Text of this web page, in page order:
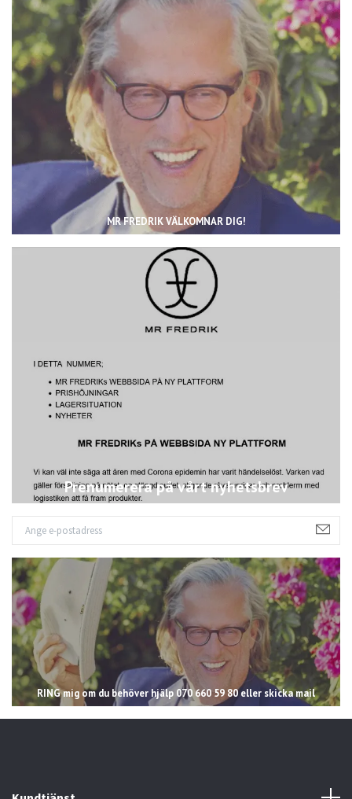
MR FREDRIK VÄLKOMNAR DIG!
Prenumerera på vårt nyhetsbrev
RING mig om du behöver hjälp 070 660 59 80 eller skicka mail